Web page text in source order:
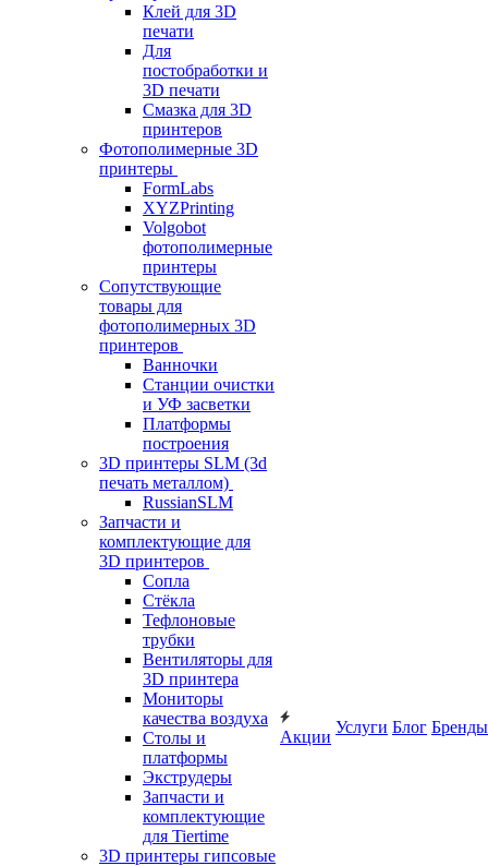
Клей для 3D
печати
Для
постобработки и
3D печати
Смазка для 3D
принтеров
Фотополимерные 3D
принтеры
FormLabs
XYZPrinting
Volgobot
фотополимерные
принтеры
Сопутствующие
товары для
фотополимерных 3D
принтеров
Ванночки
Станции очистки
и УФ засветки
Платформы
построения
3D принтеры SLM (3d
печать металлом)
RussianSLM
Запчасти и
комплектующие для
3D принтеров
Сопла
Cтёкла
Тефлоновые
трубки
Вентиляторы для
3D принтера
Мониторы
качества воздуха
Столы и
платформы
Экструдеры
Запчасти и
комплектующие
для Tiertime
3D принтеры гипсовые
Акции
Услуги Блог Бренды